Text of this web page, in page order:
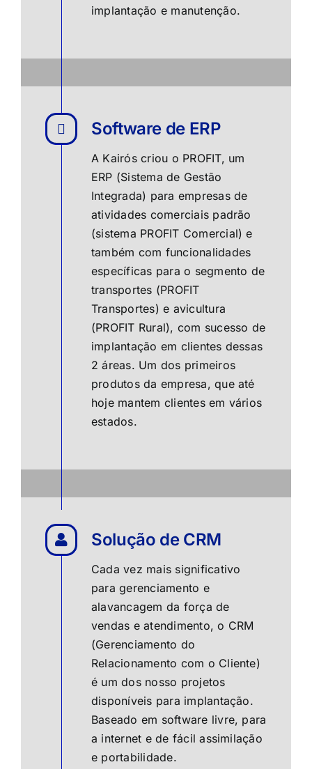
implantação e manutenção.
Software de ERP
A Kairós criou o PROFIT, um
ERP (Sistema de Gestão
Integrada) para empresas de
atividades comerciais padrão
(sistema PROFIT Comercial) e
também com funcionalidades
específicas para o segmento de
transportes (PROFIT
Transportes) e avicultura
(PROFIT Rural), com sucesso de
implantação em clientes dessas
2 áreas. Um dos primeiros
produtos da empresa, que até
hoje mantem clientes em vários
estados.
Solução de CRM
Cada vez mais significativo
para gerenciamento e
alavancagem da força de
vendas e atendimento, o CRM
(Gerenciamento do
Relacionamento com o Cliente)
é um dos nosso projetos
disponíveis para implantação.
Baseado em software livre, para
a internet e de fácil assimilação
e portabilidade.